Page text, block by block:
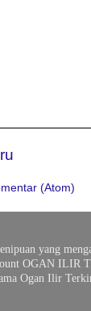
(Atom)
yang
OGAN ILIR
Ogan Ilir